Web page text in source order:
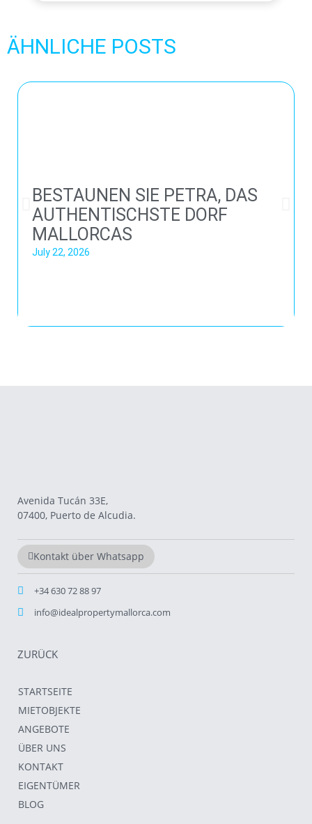
ÄHNLICHE POSTS
BESTAUNEN SIE PETRA, DAS
AUTHENTISCHSTE DORF
MALLORCAS
July 22, 2026
Avenida Tucán 33E,
07400, Puerto de Alcudia.
Kontakt über Whatsapp
+34 630 72 88 97
info@idealpropertymallorca.com
ZURÜCK
STARTSEITE
MIETOBJEKTE
ANGEBOTE
ÜBER UNS
KONTAKT
EIGENTÜMER
BLOG